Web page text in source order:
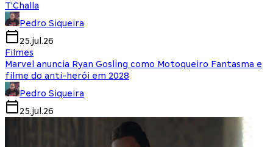
T'Challa
Pedro Siqueira
25.jul.26
Filmes
Marvel anuncia Ryan Gosling como Motoqueiro Fantasma e
filme do anti-herói em 2028
Pedro Siqueira
25.jul.26